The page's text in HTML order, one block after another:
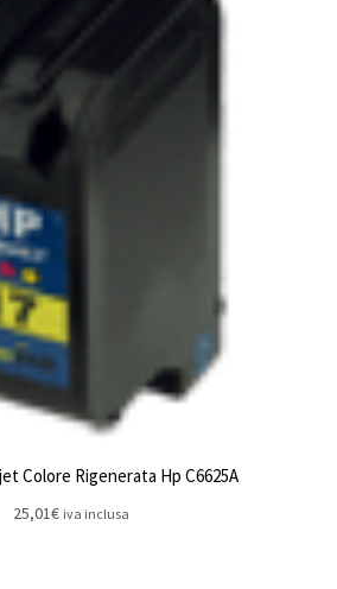
Colore Rigenerata Hp C6625A
25,01€ iva inclusa